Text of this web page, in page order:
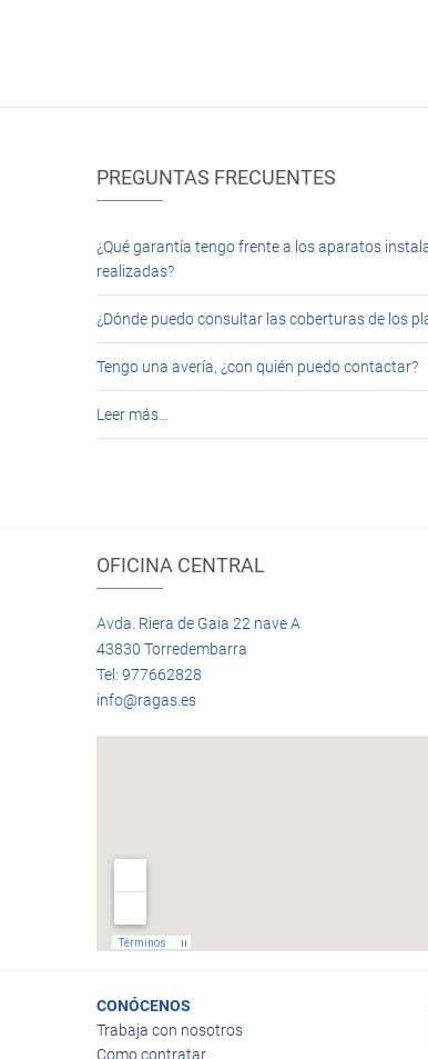
PREGUNTAS FRECUENTES
¿Qué garantía tengo frente a los aparatos
realizadas?
¿Dónde puedo consultar las coberturas de los
Tengo una avería, ¿con quién puedo contactar?
Leer más…
OFICINA CENTRAL
Avda. Riera de Gaia 22 nave A
43830 Torredembarra
Tel: 977662828
info@ragas.es
CONÓCENOS
Trabaja con nosotros
Como contratar